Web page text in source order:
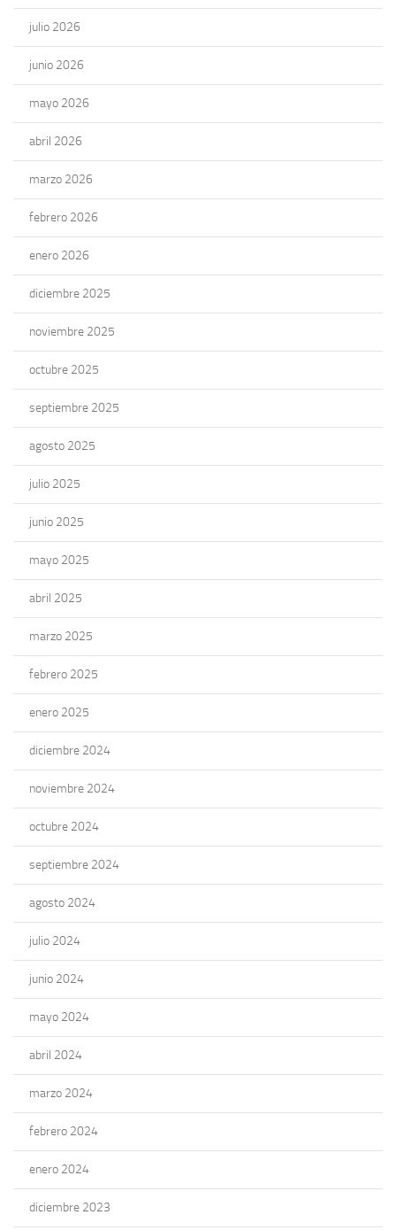
julio 2026
junio 2026
mayo 2026
abril 2026
marzo 2026
febrero 2026
enero 2026
diciembre 2025
noviembre 2025
octubre 2025
septiembre 2025
agosto 2025
julio 2025
junio 2025
mayo 2025
abril 2025
marzo 2025
febrero 2025
enero 2025
diciembre 2024
noviembre 2024
octubre 2024
septiembre 2024
agosto 2024
julio 2024
junio 2024
mayo 2024
abril 2024
marzo 2024
febrero 2024
enero 2024
diciembre 2023